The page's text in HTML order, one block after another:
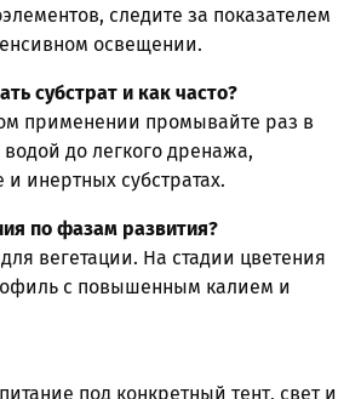
следите за показателем
освещении.
субстрат и как часто?
применении промывайте раз в
до легкого дренажа,
и инертных субстратах.
по фазам развития?
вегетации. На стадии цветения
с повышенным калием и
под конкретный тент, свет и